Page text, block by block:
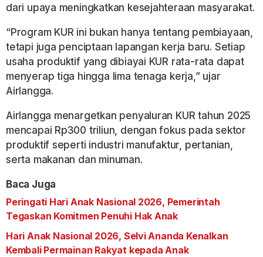
dari upaya meningkatkan kesejahteraan masyarakat.
“Program KUR ini bukan hanya tentang pembiayaan,
tetapi juga penciptaan lapangan kerja baru. Setiap
usaha produktif yang dibiayai KUR rata-rata dapat
menyerap tiga hingga lima tenaga kerja,” ujar
Airlangga.
Airlangga menargetkan penyaluran KUR tahun 2025
mencapai Rp300 triliun, dengan fokus pada sektor
produktif seperti industri manufaktur, pertanian,
serta makanan dan minuman.
Baca Juga
Peringati Hari Anak Nasional 2026, Pemerintah
Tegaskan Komitmen Penuhi Hak Anak
Hari Anak Nasional 2026, Selvi Ananda Kenalkan
Kembali Permainan Rakyat kepada Anak